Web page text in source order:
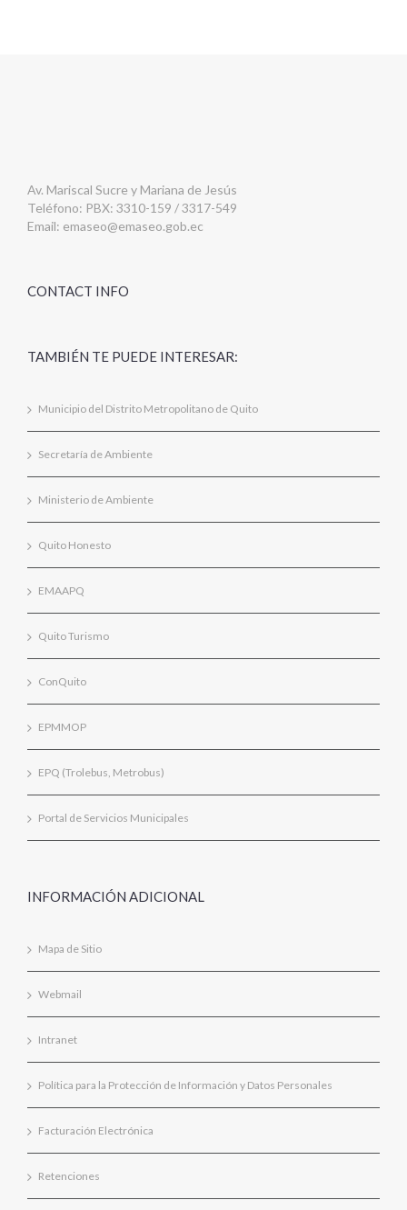
Av. Mariscal Sucre y Mariana de Jesús
Teléfono: PBX: 3310-159 / 3317-549
Email: emaseo@emaseo.gob.ec
CONTACT INFO
TAMBIÉN TE PUEDE INTERESAR:
Municipio del Distrito Metropolitano de Quito
Secretaría de Ambiente
Ministerio de Ambiente
Quito Honesto
EMAAPQ
Quito Turismo
ConQuito
EPMMOP
EPQ (Trolebus, Metrobus)
Portal de Servicios Municipales
INFORMACIÓN ADICIONAL
Mapa de Sitio
Webmail
Intranet
Política para la Protección de Información y Datos Personales
Facturación Electrónica
Retenciones